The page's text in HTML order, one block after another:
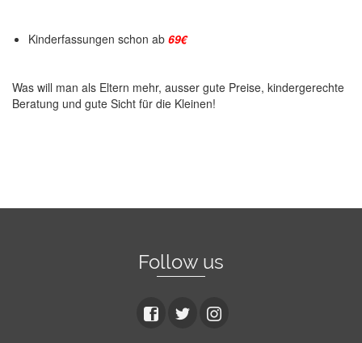
Kinderfassungen schon ab 69€
Was will man als Eltern mehr, ausser gute Preise, kindergerechte
Beratung und gute Sicht für die Kleinen!
Follow us